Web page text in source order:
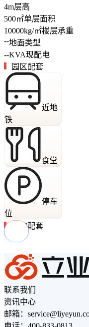
4m层高
500㎡单层面积
10000kg/㎡楼层承重
--地面类型
--KVA现配电
园区配套
近地
铁
食堂
停车
位
周边配套
联系我们
资讯中心
邮箱：